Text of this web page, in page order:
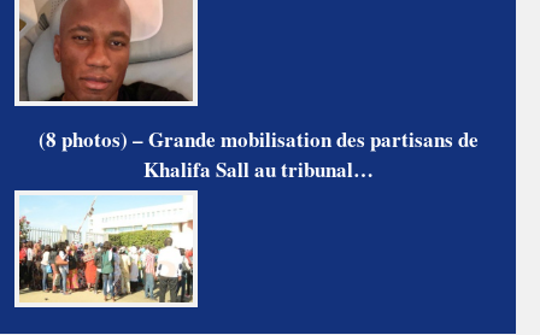
(8 photos) – Grande mobilisation des partisans de
Khalifa Sall au tribunal…